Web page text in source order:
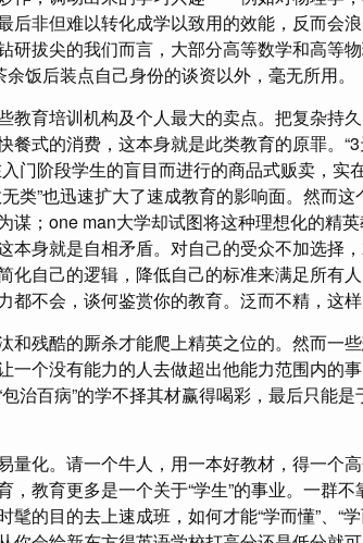
非但难以转化成学以致用的效能，反而会
研拔尖的我们而言，大部分高等数学和高等
饭后装点自己身份的谈资以外，毫无所用。
教育培训机构及个人最大的卖点。把复杂持
餐式的消费，这本身就是此类教育的原罪。
门阶段学生的盲目而进行的商品式贩卖，实
类”也迅速扩大了速成教育的影响面。然而
谋；one man大学却试图将这种理想化的精
本身就是自相矛盾。对自己的受众不加选择
化自己的逻辑，降低自己的标准来满足所有
都不会，谈何鉴赏你的教育。泛而不精，这
和残酷的厮杀才能爬上精英之位的。然而一
一个没有能力的人去做超出他能力范围内的
治百病”的学不择其材赢得喝彩，最后只能
量化。请一个牛人，用一本好教材，得一个
，教育更多是一个关于“学生”的事业。一群
髦的目的去上速成班，如何才能“学而懂”、“